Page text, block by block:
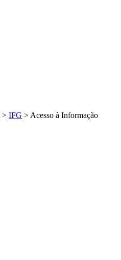
> IFG > Acesso à Informação